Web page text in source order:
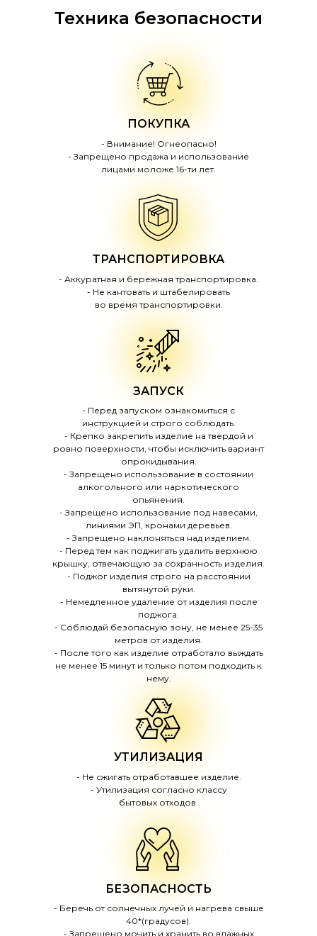
ПОКУПКА
УТИЛИЗАЦИЯ
БЕЗОПАСНОСТЬ
- Внимание! Огнеопасно!
- Запрещено продажа и использование
лицами моложе 16-ти лет.
- Не сжигать отработавшее изделие.
- Утилизация согласно классу
бытовых отходов.
- Беречь от солнечных лучей и нагрева свыше
40*(градусов).
- Запрещено мочить и хранить во влажных
ЗАПУСК
- Перед запуском ознакомиться с
инструкцией и строго соблюдать.
- Крепко закрепить изделие на твердой и
ровно поверхности, чтобы исключить вариант
опрокидывания.
- Запрещено использование в состоянии
алкогольного или наркотического
опьянения.
- Запрещено использование под навесами,
линиями ЭП, кронами деревьев.
- Запрещено наклоняться над изделием.
- Перед тем как поджигать удалить верхнюю
крышку, отвечающую за сохранность изделия.
- Поджог изделия строго на расстоянии
вытянутой руки.
- Немедленное удаление от изделия после
поджога.
- Соблюдай безопасную зону, не менее 25-35
метров от изделия.
- После того как изделие отработало выждать
не менее 15 минут и только потом подходить к
нему.
ТРАНСПОРТИРОВКА
- Аккуратная и бережная транспортировка.
- Не кантовать и штабелировать
во время транспортировки.
Техника безопасности